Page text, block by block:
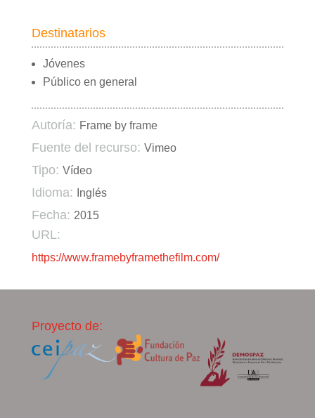
Destinatarios
Jóvenes
Público en general
Autoría: Frame by frame
Fuente del recurso: Vimeo
Tipo: Vídeo
Idioma: Inglés
Fecha: 2015
URL:
https://www.framebyframethefilm.com/
Proyecto de: